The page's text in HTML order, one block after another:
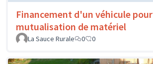
Financement d'un véhicule pour
mutualisation de matériel
La Sauce Rurale
0 0